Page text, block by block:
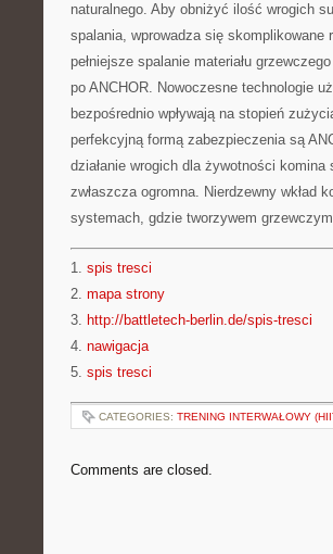
naturalnego. Aby obniżyć ilość wrogich
spalania, wprowadza się
pełniejsze spalanie materiału
po ANCHOR. Nowoczesne technologie
bezpośrednio wpływają na stopień
perfekcyjną formą zabezpieczenia są
działanie wrogich dla żywotności
zwłaszcza ogromna. Nierdzewny wkład
systemach, gdzie tworzywem
1. spis tresci
2. mapa strony
3. http://battletech-berlin.de/spis-tresci
4. nawigacja
5. spis tresci
CATEGORIES: TRENING INTERWAŁOWY
Comments are closed.